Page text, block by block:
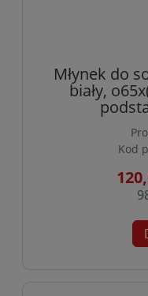
Młynek do
biały,
Kod